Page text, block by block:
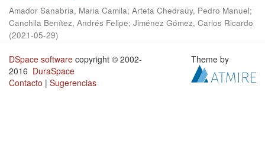
Amador Sanabria, Maria Camila; Arteta Chedraüy, Pedro Manuel;
Canchila Benítez, Andrés Felipe; Jiménez Gómez, Carlos Ricardo
(2021-05-29)
DSpace software copyright © 2002-
2016 DuraSpace
Contacto | Sugerencias
Theme by